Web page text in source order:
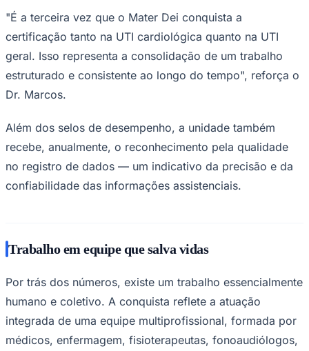
Palmeiras
"É a terceira vez que o Mater Dei conquista a
certificação tanto na UTI cardiológica quanto na UTI
geral. Isso representa a consolidação de um trabalho
estruturado e consistente ao longo do tempo", reforça o
Dr. Marcos.
Além dos selos de desempenho, a unidade também
recebe, anualmente, o reconhecimento pela qualidade
no registro de dados — um indicativo da precisão e da
confiabilidade das informações assistenciais.
Trabalho em equipe que salva vidas
Por trás dos números, existe um trabalho essencialmente
humano e coletivo. A conquista reflete a atuação
integrada de uma equipe multiprofissional, formada por
médicos, enfermagem, fisioterapeutas, fonoaudiólogos,